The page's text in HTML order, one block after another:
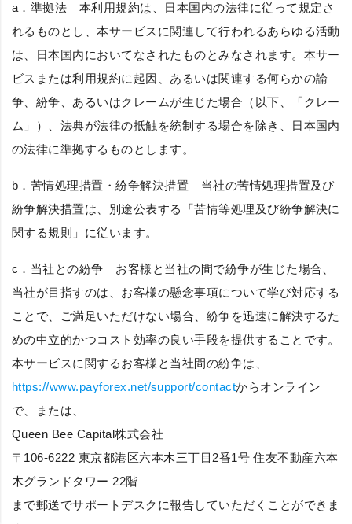
a． 準拠法 本利用規約は、日本国内の法律に従って規定さ
れるものとし、本サービスに関連して行われるあらゆる活動
は、日本国内においてなされたものとみなされます。本サー
ビスまたは利用規約に起因、あるいは関連する何らかの論
争、紛争、あるいはクレームが生じた場合（以下、「クレー
ム」）、法典が法律の抵触を統制する場合を除き、日本国内
の法律に準拠するものとします。
b． 苦情処理措置・紛争解決措置 当社の苦情処理措置及び
紛争解決措置は、別途公表する「苦情等処理及び紛争解決に
関する規則」に従います。
c． 当社との紛争 お客様と当社の間で紛争が生じた場合、
当社が目指すのは、お客様の懸念事項について学び対応する
ことで、ご満足いただけない場合、紛争を迅速に解決するた
めの中立的かつコスト効率の良い手段を提供することです。
本サービスに関するお客様と当社間の紛争は、
https://www.payforex.net/support/contactからオンライン
で、または、
Queen Bee Capital株式会社
〒106-6222 東京都港区六本木三丁目2番1号 住友不動産六本
木グランドタワー 22階
まで郵送でサポートデスクに報告していただくことができま